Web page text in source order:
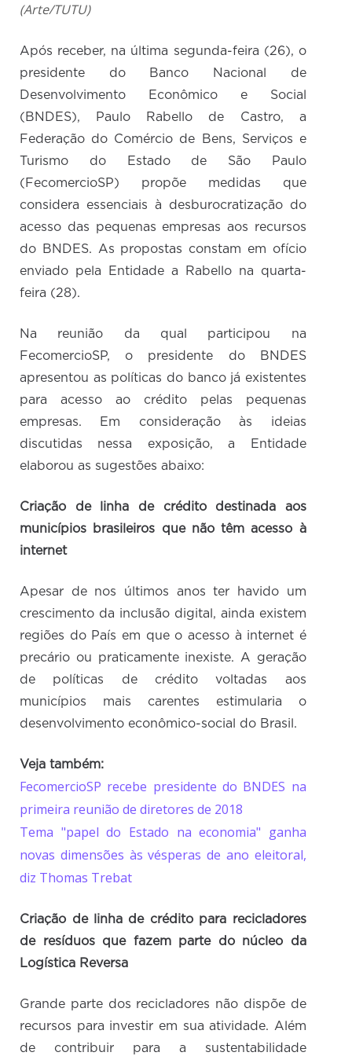
(Arte/TUTU)
Após receber, na última segunda-feira (26), o
presidente do Banco Nacional de
Desenvolvimento Econômico e Social
(BNDES), Paulo Rabello de Castro, a
Federação do Comércio de Bens, Serviços e
Turismo do Estado de São Paulo
(FecomercioSP) propõe medidas que
considera essenciais à desburocratização do
acesso das pequenas empresas aos recursos
do BNDES. As propostas constam em ofício
enviado pela Entidade a Rabello na quarta-
feira (28).
Na reunião da qual participou na
FecomercioSP, o presidente do BNDES
apresentou as políticas do banco já existentes
para acesso ao crédito pelas pequenas
empresas. Em consideração às ideias
discutidas nessa exposição, a Entidade
elaborou as sugestões abaixo:
Criação de linha de crédito destinada aos
municípios brasileiros que não têm acesso à
internet
Apesar de nos últimos anos ter havido um
crescimento da inclusão digital, ainda existem
regiões do País em que o acesso à internet é
precário ou praticamente inexiste. A geração
de políticas de crédito voltadas aos
municípios mais carentes estimularia o
desenvolvimento econômico-social do Brasil.
Veja também:
FecomercioSP recebe presidente do BNDES na
primeira reunião de diretores de 2018
Tema "papel do Estado na economia" ganha
novas dimensões às vésperas de ano eleitoral,
diz Thomas Trebat
Criação de linha de crédito para recicladores
de resíduos que fazem parte do núcleo da
Logística Reversa
Grande parte dos recicladores não dispõe de
recursos para investir em sua atividade. Além
de contribuir para a sustentabilidade